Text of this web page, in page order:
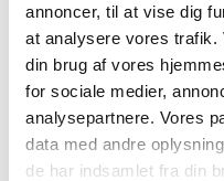
annoncer, til at vise dig
at analysere vores trafik.
din brug af vores
for sociale medier,
analysepartnere. Vores
data med andre
de har indsamlet fra din